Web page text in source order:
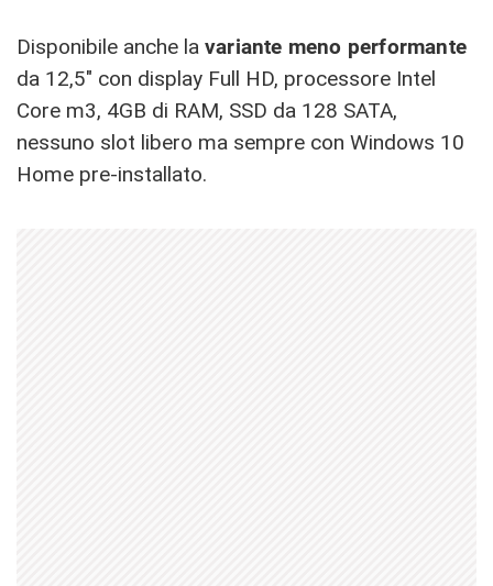
Disponibile anche la variante meno performante
da 12,5″ con display Full HD, processore Intel
Core m3, 4GB di RAM, SSD da 128 SATA,
nessuno slot libero ma sempre con Windows 10
Home pre-installato.